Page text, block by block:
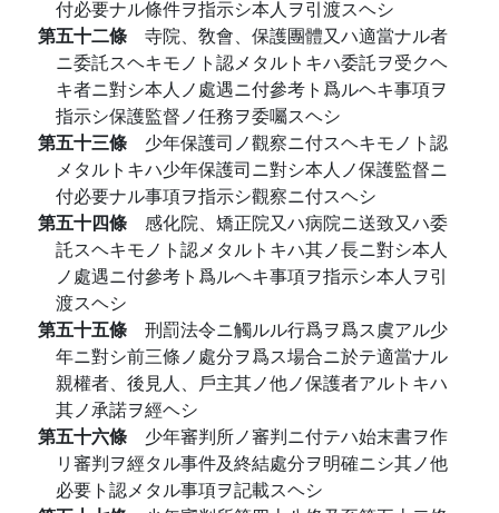
付必要ナル條件ヲ指示シ本人ヲ引渡スヘシ
第五十二條 寺院、敎會、保護團體又ハ適當ナル者
ニ委託スヘキモノト認メタルトキハ委託ヲ受クヘ
キ者ニ對シ本人ノ處遇ニ付參考ト爲ルヘキ事項ヲ
指示シ保護監督ノ任務ヲ委囑スヘシ
第五十三條 少年保護司ノ觀察ニ付スヘキモノト認
メタルトキハ少年保護司ニ對シ本人ノ保護監督ニ
付必要ナル事項ヲ指示シ觀察ニ付スヘシ
第五十四條 感化院、矯正院又ハ病院ニ送致又ハ委
託スヘキモノト認メタルトキハ其ノ長ニ對シ本人
ノ處遇ニ付參考ト爲ルヘキ事項ヲ指示シ本人ヲ引
渡スヘシ
第五十五條 刑罰法令ニ觸ルル行爲ヲ爲ス虞アル少
年ニ對シ前三條ノ處分ヲ爲ス場合ニ於テ適當ナル
親權者、後見人、戶主其ノ他ノ保護者アルトキハ
其ノ承諾ヲ經ヘシ
第五十六條 少年審判所ノ審判ニ付テハ始末書ヲ作
リ審判ヲ經タル事件及終結處分ヲ明確ニシ其ノ他
必要ト認メタル事項ヲ記載スヘシ